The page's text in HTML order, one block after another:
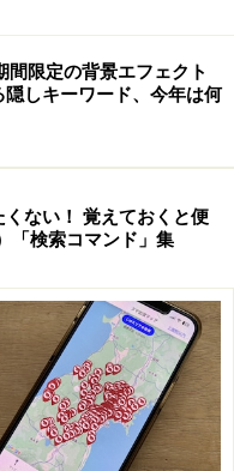
アドレスを登録します
ドレスの登録を行い
たら、「同意して無料
面が開きますので、そ
間限定の背景エフェクト
しキーワード、今年は何
くない！ 覚えておくと便
検索コマンド」集